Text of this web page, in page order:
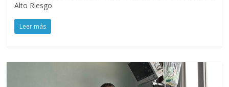
Alto Riesgo
Leer más